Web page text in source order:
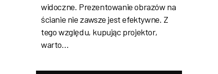
widoczne. Prezentowanie obrazów na
ścianie nie zawsze jest efektywne. Z
tego względu, kupując projektor,
warto…